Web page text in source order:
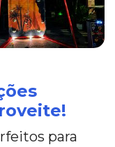
para